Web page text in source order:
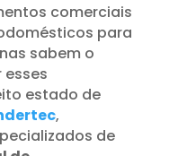
comerciais
para
sabem o
estado de
,
de